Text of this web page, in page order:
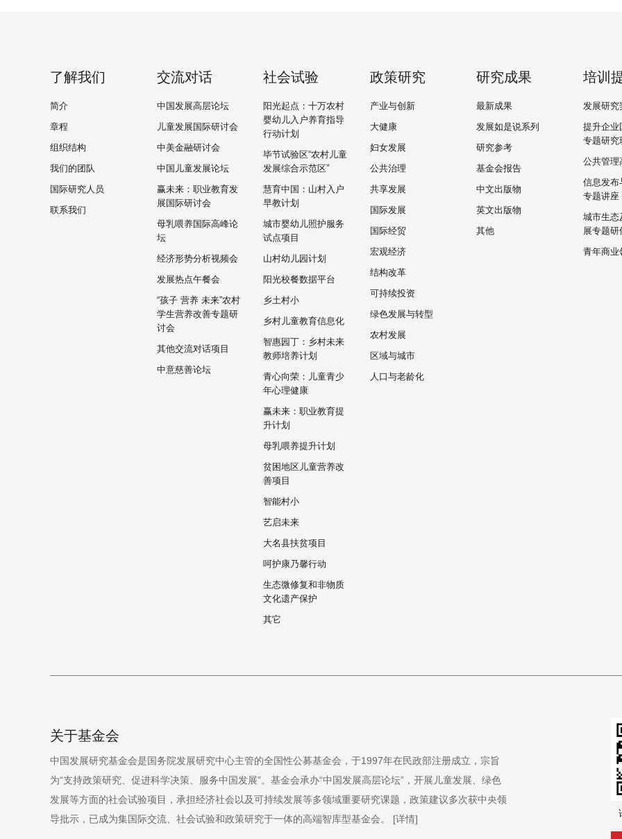
了解我们
简介
章程
组织结构
我们的团队
国际研究人员
联系我们
交流对话
中国发展高层论坛
儿童发展国际研讨会
中美金融研讨会
中国儿童发展论坛
赢未来：职业教育发
展国际研讨会
母乳喂养国际高峰论
坛
经济形势分析视频会
发展热点午餐会
“孩子 营养 未来”农村
学生营养改善专题研
讨会
其他交流对话项目
中意慈善论坛
社会试验
阳光起点：十万农村
婴幼儿入户养育指导
行动计划
毕节试验区“农村儿童
发展综合示范区”
慧育中国：山村入户
早教计划
城市婴幼儿照护服务
试点项目
山村幼儿园计划
阳光校餐数据平台
乡土村小
乡村儿童教育信息化
智惠园丁：乡村未来
教师培养计划
青心向荣：儿童青少
年心理健康
赢未来：职业教育提
升计划
母乳喂养提升计划
贫困地区儿童营养改
善项目
智能村小
艺启未来
大名县扶贫项目
呵护康乃馨行动
生态微修复和非物质
文化遗产保护
其它
政策研究
产业与创新
大健康
妇女发展
公共治理
共享发展
国际发展
国际经贸
宏观经济
结构改革
可持续投资
绿色发展与转型
农村发展
区域与城市
人口与老龄化
研究成果
最新成果
发展如是说系列
研究参考
基金会报告
中文出版物
英文出版物
其他
培训
发展研究
提升企业
专题研究
公共管理
信息发布
专题讲座
城市生态
展专题研
青年商业
关于基金会
中国发展研究基金会是国务院发展研究中心主管的全国性公募基金会，于1997年在民政部注册成立，宗旨
为“支持政策研究、促进科学决策、服务中国发展”。基金会承办“中国发展高层论坛”，开展儿童发展、绿色
发展等方面的社会试验项目，承担经济社会以及可持续发展等多领域重要研究课题，政策建议多次获中央领
导批示，已成为集国际交流、社会试验和政策研究于一体的高端智库型基金会。 [详情]